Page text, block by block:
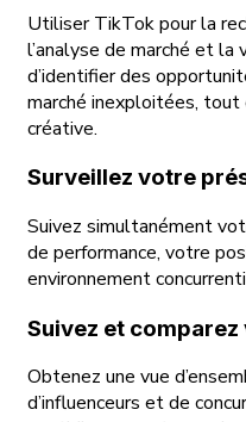
Utiliser TikTok pour la
l’analyse de marché et
d’identifier des
marché inexploitées, tout
créative.
Surveillez votre
Suivez simultanément
de performance, votre
environnement
Suivez et
Obtenez une vue
d’influenceurs et de